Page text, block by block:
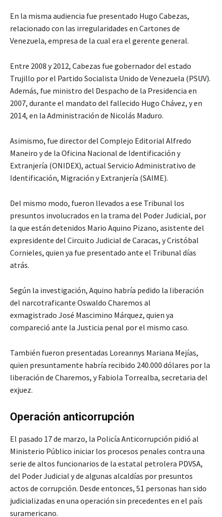
En la misma audiencia fue presentado Hugo Cabezas,
relacionado con las irregularidades en Cartones de
Venezuela, empresa de la cual era el gerente general.
Entre 2008 y 2012, Cabezas fue gobernador del estado
Trujillo por el Partido Socialista Unido de Venezuela (PSUV).
Además, fue ministro del Despacho de la Presidencia en
2007, durante el mandato del fallecido Hugo Chávez, y en
2014, en la Administración de Nicolás Maduro.
Asimismo, fue director del Complejo Editorial Alfredo
Maneiro y de la Oficina Nacional de Identificación y
Extranjería (ONIDEX), actual Servicio Administrativo de
Identificación, Migración y Extranjería (SAIME).
Del mismo modo, fueron llevados a ese Tribunal los
presuntos involucrados en la trama del Poder Judicial, por
la que están detenidos Mario Aquino Pizano, asistente del
expresidente del Circuito Judicial de Caracas, y Cristóbal
Cornieles, quien ya fue presentado ante el Tribunal días
atrás.
Según la investigación, Aquino habría pedido la liberación
del narcotraficante Oswaldo Charemos al
exmagistrado José Mascimino Márquez, quien ya
compareció ante la Justicia penal por el mismo caso.
También fueron presentadas Loreannys Mariana Mejías,
quien presuntamente habría recibido 240.000 dólares por la
liberación de Charemos, y Fabiola Torrealba, secretaria del
exjuez.
Operación anticorrupción
El pasado 17 de marzo, la Policía Anticorrupción pidió al
Ministerio Público iniciar los procesos penales contra una
serie de altos funcionarios de la estatal petrolera PDVSA,
del Poder Judicial y de algunas alcaldías por presuntos
actos de corrupción. Desde entonces, 51 personas han sido
judicializadas en una operación sin precedentes en el país
suramericano.